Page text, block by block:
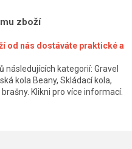
zboží
od nás dostáváte praktické a
následujících kategorií: Gravel
kola Beany, Skládací kola,
Klikni pro více informací.